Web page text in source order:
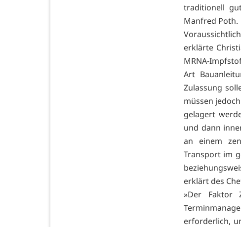
traditionell
Manfred Poth.
erklärte
MRNA-
Art
Zulassung
müssen
gelagert
und dann
an einem
Transport im
erklärt des
»Der Faktor
erforderlich,